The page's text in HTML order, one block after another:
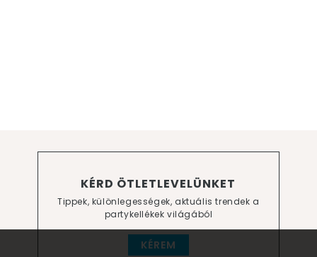
KÉRD ÖTLETLEVELÜNKET
Tippek, különlegességek, aktuális trendek a
partykellékek világából
KÉREM